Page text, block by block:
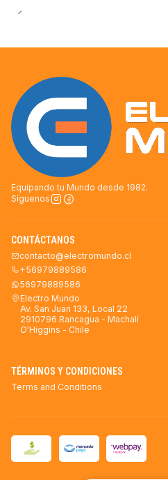
Equipando tu Mundo desde 1982.
Síguenos
CONTÁCTANOS
contacto@electromundo.cl
+56979889586
56979889586
Electro Mundo
Av. San Juan 133, Local 22
2910796 Rancagua - Machalí
O'Higgins - Chile
TÉRMINOS Y CONDICIONES
Terms and Conditions